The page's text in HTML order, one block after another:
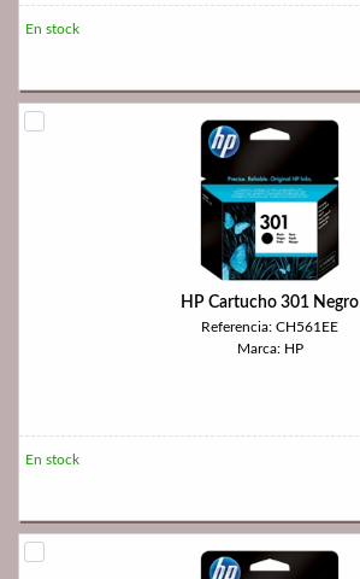
En stock
HP Cartucho 301 Negro
Referencia: CH561EE
Marca: HP
En stock